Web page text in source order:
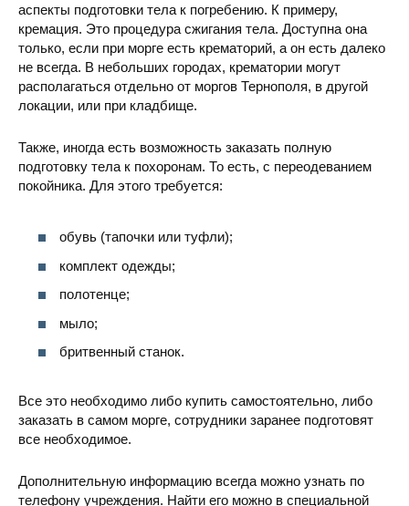
аспекты подготовки тела к погребению. К примеру,
кремация. Это процедура сжигания тела. Доступна она
только, если при морге есть крематорий, а он есть далеко
не всегда. В небольших городах, крематории могут
располагаться отдельно от моргов Тернополя, в другой
локации, или при кладбище.
Также, иногда есть возможность заказать полную
подготовку тела к похоронам. То есть, с переодеванием
покойника. Для этого требуется:
обувь (тапочки или туфли);
комплект одежды;
полотенце;
мыло;
бритвенный станок.
Все это необходимо либо купить самостоятельно, либо
заказать в самом морге, сотрудники заранее подготовят
все необходимое.
Дополнительную информацию всегда можно узнать по
телефону учреждения. Найти его можно в специальной